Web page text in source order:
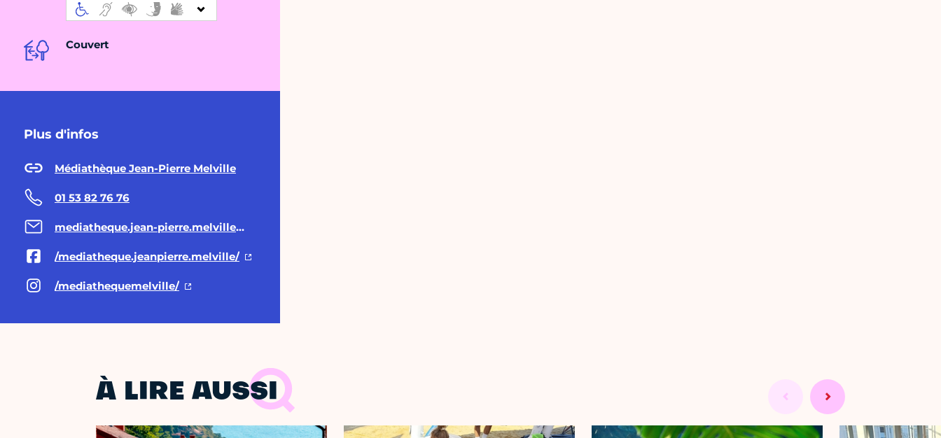
Couvert
Plus d'infos
Médiathèque Jean-Pierre Melville
01 53 82 76 76
mediatheque.jean-pierre.melville@paris.fr
/mediatheque.jeanpierre.melville/
/mediathequemelville/
À LIRE AUSSI